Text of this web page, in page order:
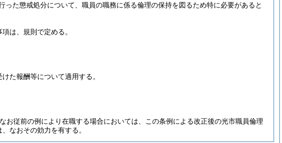
った懲戒処分について、職員の職務に係る倫理の保持を図るため特に必要があると
は、規則で定める。
た報酬等について適用する。
従前の例により在職する場合においては、この条例による改正後の光市職員倫理
なおその効力を有する。